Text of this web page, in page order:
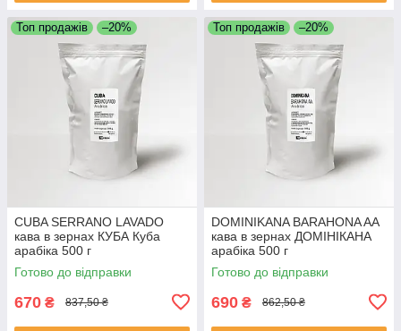
Топ продажів –20%
CUBA SERRANO LAVADO
кава в зернах КУБА Куба
арабіка 500 г
Свіжообсмажена кава
Моносорт
Готово до відправки
670 ₴ 837,50 ₴
Топ продажів –20%
DOMINIKANA BARAHONA AA
кава в зернах ДОМІНІКАНА
арабіка 500 г
Свіжообсмажена кава
Моносорт
Готово до відправки
690 ₴ 862,50 ₴